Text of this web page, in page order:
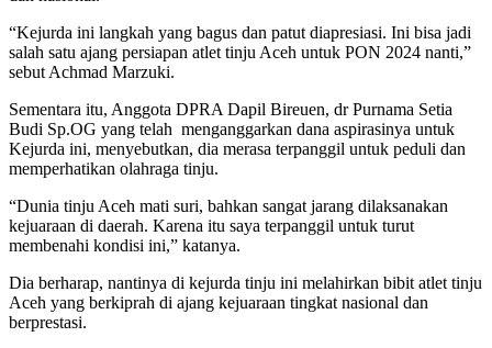
“Kejurda ini langkah yang bagus dan patut diapresiasi. Ini bisa jadi
salah satu ajang persiapan atlet tinju Aceh untuk PON 2024 nanti,”
sebut Achmad Marzuki.
Sementara itu, Anggota DPRA Dapil Bireuen, dr Purnama Setia
Budi Sp.OG yang telah menganggarkan dana aspirasinya untuk
Kejurda ini, menyebutkan, dia merasa terpanggil untuk peduli dan
memperhatikan olahraga tinju.
“Dunia tinju Aceh mati suri, bahkan sangat jarang dilaksanakan
kejuaraan di daerah. Karena itu saya terpanggil untuk turut
membenahi kondisi ini,” katanya.
Dia berharap, nantinya di kejurda tinju ini melahirkan bibit atlet tinju
Aceh yang berkiprah di ajang kejuaraan tingkat nasional dan
berprestasi.